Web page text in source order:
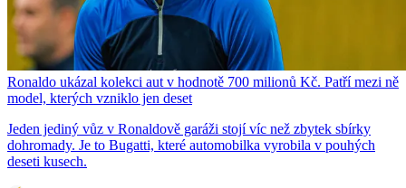
Ronaldo ukázal kolekci aut v hodnotě 700 milionů Kč. Patří mezi ně
model, kterých vzniklo jen deset
Jeden jediný vůz v Ronaldově garáži stojí víc než zbytek sbírky
dohromady. Je to Bugatti, které automobilka vyrobila v pouhých
deseti kusech.